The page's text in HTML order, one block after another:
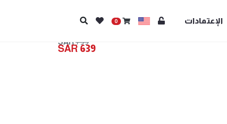
الإعتمادات 0
639
799